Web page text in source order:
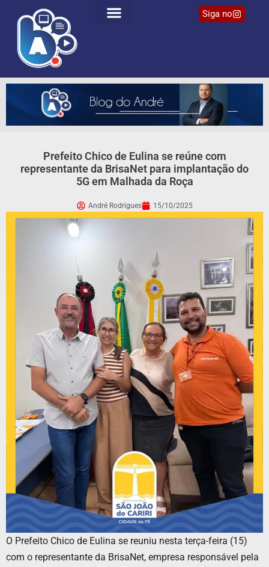
Siga no
Prefeito Chico de Eulina se reúne com
representante da BrisaNet para implantação do
5G em Malhada da Roça
André Rodrigues 15/10/2025
O Prefeito Chico de Eulina se reuniu nesta terça-feira (15)
com o representante da BrisaNet, empresa responsável pela